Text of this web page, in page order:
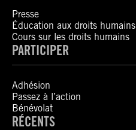
Presse
Éducation aux droits humains
Cours sur les droits humains
PARTICIPER
Adhésion
Passez à l’action
Bénévolat
RÉCENTS